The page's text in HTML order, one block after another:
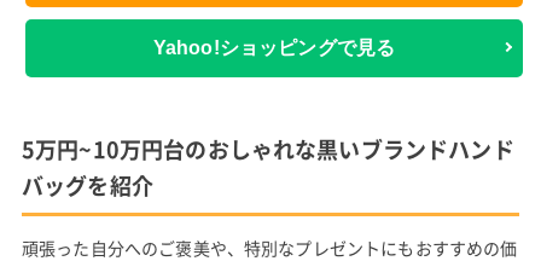
Yahoo!ショッピングで見る
5万円~10万円台のおしゃれな黒いブランドハンド
バッグを紹介
頑張った自分へのご褒美や、特別なプレゼントにもおすすめの価